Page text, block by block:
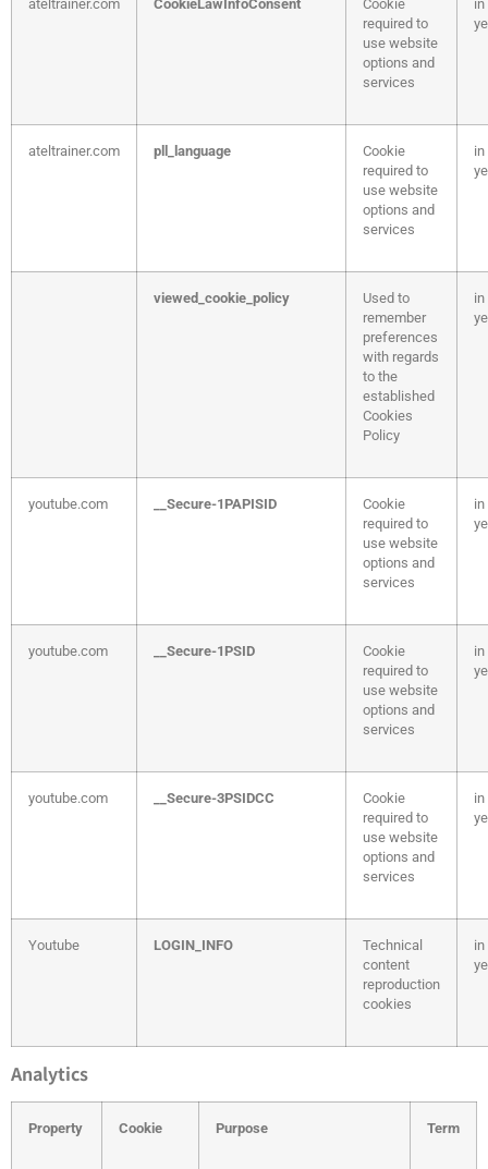
ateltrainer.com CookieLawInfoConsent
Cookie
required to
use website
options and
services
in
ateltrainer.com pll_language
Cookie
required to
use website
options and
services
in
viewed_cookie_policy
Used to
remember
preferences
with regards
to the
established
Cookies
Policy
in
youtube.com __Secure-1PAPISID
Cookie
required to
use website
options and
services
in
youtube.com __Secure-1PSID
Cookie
required to
use website
options and
services
in
youtube.com __Secure-3PSIDCC
Cookie
required to
use website
options and
services
in
Youtube LOGIN_INFO
Technical
content
reproduction
cookies
in
Analytics
Property Cookie Purpose Term